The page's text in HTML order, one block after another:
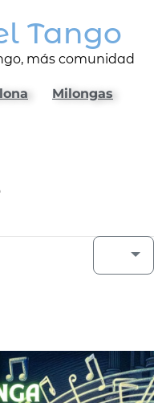
Tango
más comunidad
Milongas